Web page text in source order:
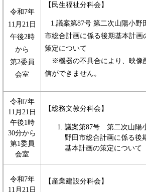
令和7年
11月21日
午後2時
から
第2委員
会室
【民生福祉分科会】
1.議案第87号 第二次山陽小野
市総合計画に係る後期基本計画
策定について
※機器の不具合により、映像
信ができません。
令和7年
11月21日
午後1時
30分から
第1委員
会室
【総務文教分科会】
議案第87号 第二次山陽
野田市総合計画に係る後
基本計画の策定について
令和7年
11月21日
【産業建設分科会】